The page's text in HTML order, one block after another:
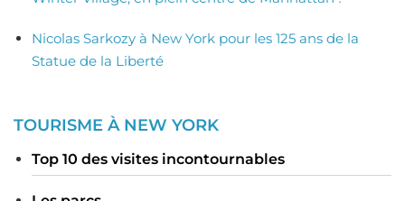
Nicolas Sarkozy à New York pour les 125 ans de la
Statue de la Liberté
TOURISME À NEW YORK
Top 10 des visites incontournables